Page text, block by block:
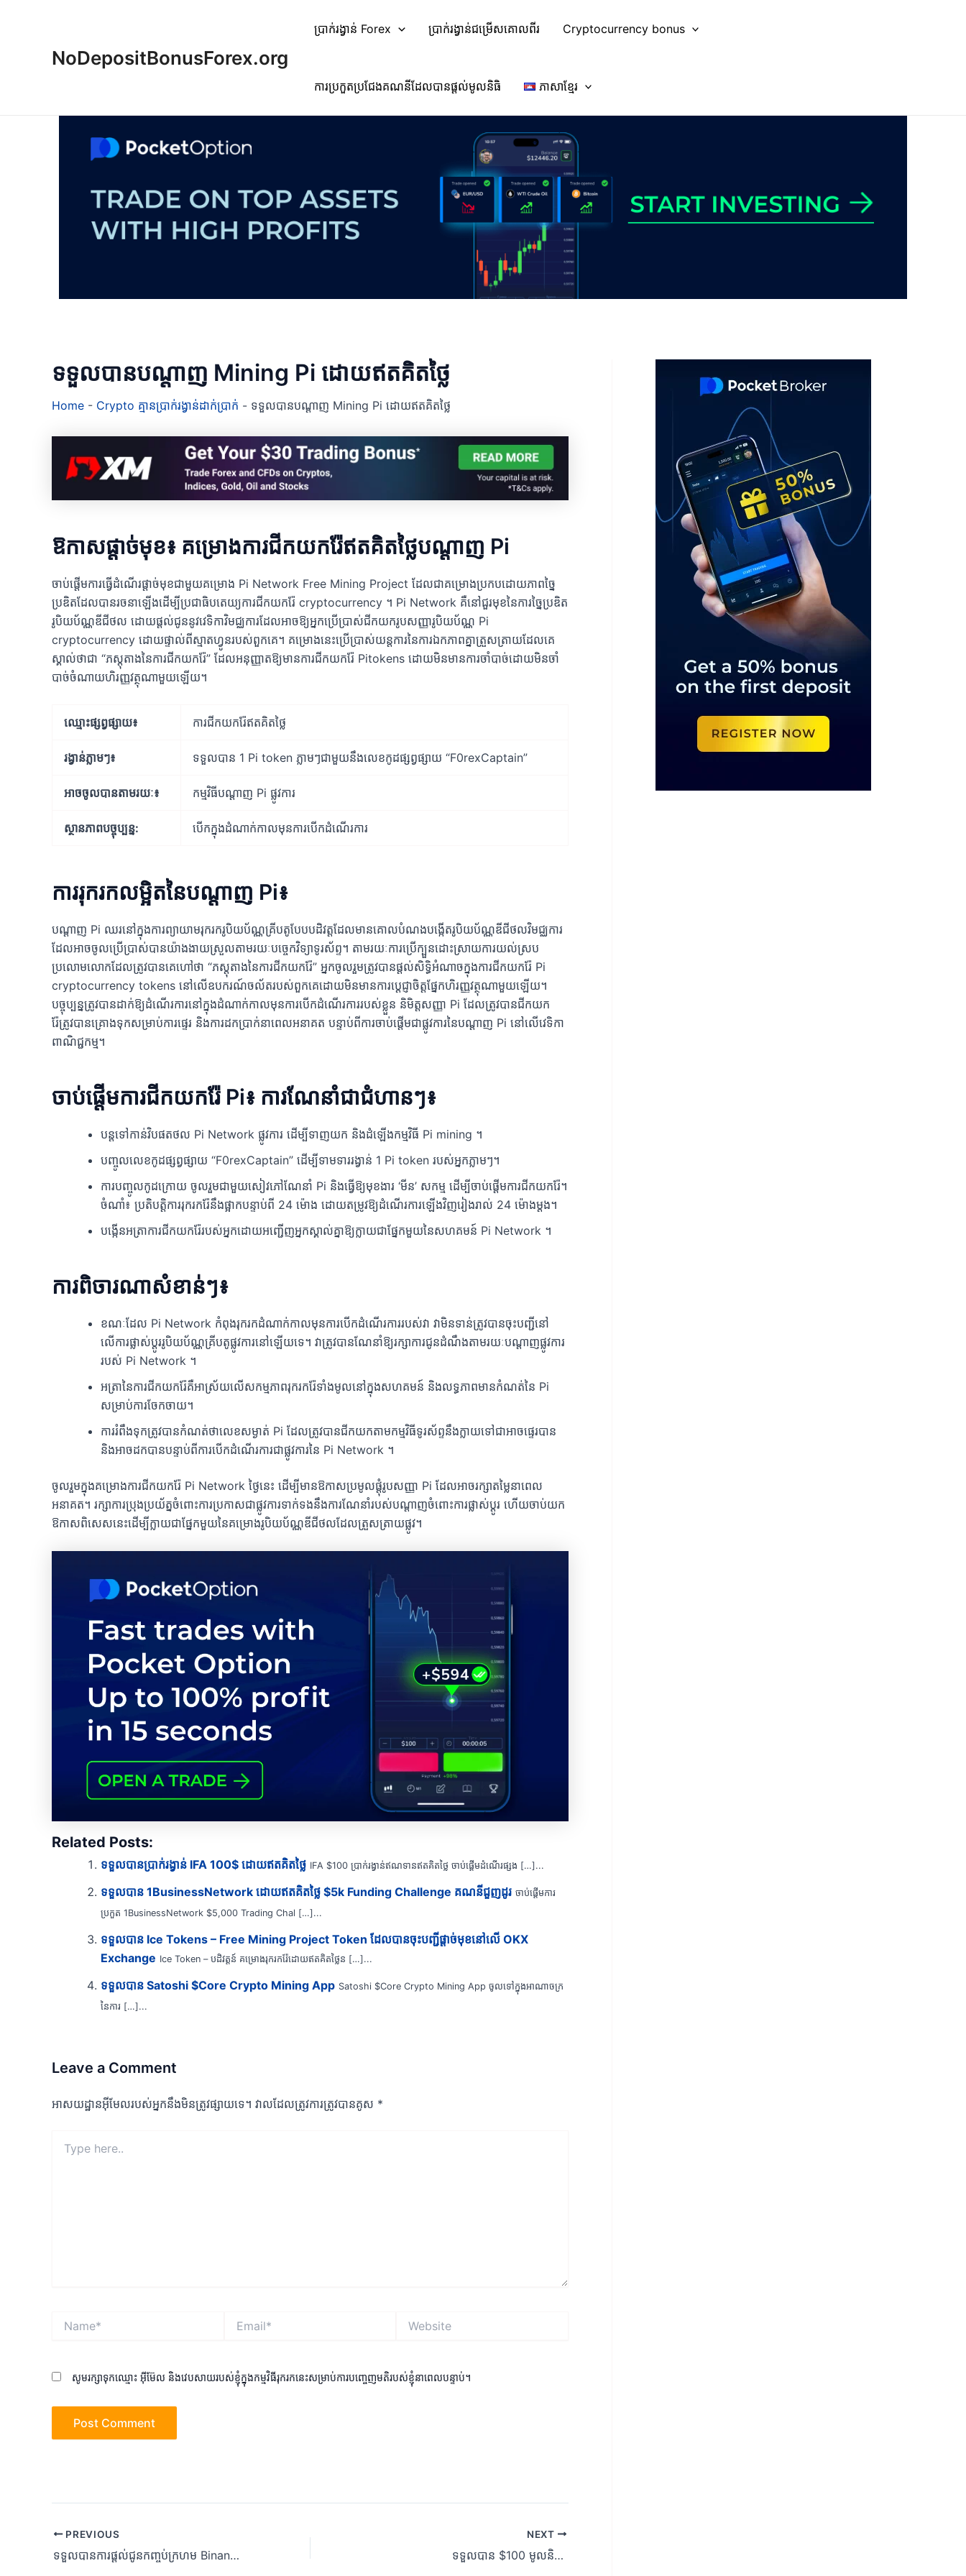
NoDepositBonusForex.org
ប្រាក់រង្វាន់ Forex ប្រាក់រង្វាន់ជម្រើសគោលពីរ Cryptocurrency bonus
ការប្រកួតប្រជែងគណនីដែលបានផ្តល់មូលនិធិ ភាសាខ្មែរ
ទទួលបានបណ្តាញ Mining Pi ដោយឥតគិតថ្លៃ
Home - Crypto គ្មានប្រាក់រង្វាន់ដាក់ប្រាក់ - ទទួលបានបណ្តាញ Mining Pi ដោយឥតគិតថ្លៃ
ឱកាសផ្តាច់មុខ៖ គម្រោងការជីកយករ៉ែឥតគិតថ្លៃបណ្តាញ Pi
ចាប់ផ្តើមការធ្វើដំណើរផ្តាច់មុខជាមួយគម្រោង Pi Network Free Mining Project ដែលជាគម្រោងប្រកបដោយភាពច្នៃ
ប្រឌិតដែលបានរចនាឡើងដើម្បីប្រជាធិបតេយ្យការជីកយករ៉ែ cryptocurrency ។ Pi Network គឺនៅជួរមុខនៃការច្នៃប្រឌិត
រូបិយប័ណ្ណឌីជីថល ដោយផ្តល់ជូននូវវេទិកាវិមជ្ឈការដែលអាចឱ្យអ្នកប្រើប្រាស់ជីកយករូបសញ្ញារូបិយប័ណ្ណ Pi
cryptocurrency ដោយផ្ទាល់ពីស្មាតហ្វូនរបស់ពួកគេ។ គម្រោងនេះប្រើប្រាស់យន្តការនៃការឯកភាពគ្នាត្រួសត្រាយដែលគេ
ស្គាល់ថាជា “ភស្តុតាងនៃការជីកយករ៉ែ” ដែលអនុញ្ញាតឱ្យមានការជីកយករ៉ែ Pitokens ដោយមិនមានការចាំបាច់ដោយមិនចាំ
បាច់ចំណាយហិរញ្ញវត្ថុណាមួយឡើយ។
ឈ្មោះផ្សព្វផ្សាយ៖ ការជីកយករ៉ែឥតគិតថ្លៃ
រង្វាន់ភ្លាមៗ៖ ទទួលបាន 1 Pi token ភ្លាមៗជាមួយនឹងលេខកូដផ្សព្វផ្សាយ “F0rexCaptain”
អាចចូលបានតាមរយៈ៖ កម្មវិធីបណ្តាញ Pi ផ្លូវការ
ស្ថានភាព​បច្ចុប្បន្ន: បើកក្នុងដំណាក់កាលមុនការបើកដំណើរការ
ការរុករកលម្អិតនៃបណ្តាញ Pi៖
បណ្តាញ Pi ឈរ​នៅ​ក្នុង​ការ​ព្យាយាម​រុករក​រូបិយប័ណ្ណ​គ្រីបតូ​បែប​បដិវត្ត​ដែល​មាន​គោល​បំណង​បង្កើត​រូបិយប័ណ្ណ​ឌីជីថល​វិមជ្ឈការ​
ដែល​អាច​ចូល​ប្រើប្រាស់​បាន​យ៉ាង​ងាយស្រួល​តាម​រយៈ​បច្ចេកវិទ្យា​ទូរស័ព្ទ។ តាមរយៈការប្រើក្បួនដោះស្រាយការយល់ស្រប
ប្រលោមលោកដែលត្រូវបានគេហៅថា “ភស្តុតាងនៃការជីកយករ៉ែ” អ្នកចូលរួមត្រូវបានផ្តល់សិទ្ធិអំណាចក្នុងការជីកយករ៉ែ Pi
cryptocurrency tokens នៅលើឧបករណ៍ចល័តរបស់ពួកគេដោយមិនមានការប្តេជ្ញាចិត្តផ្នែកហិរញ្ញវត្ថុណាមួយឡើយ។
បច្ចុប្បន្នត្រូវបានដាក់ឱ្យដំណើរការនៅក្នុងដំណាក់កាលមុនការបើកដំណើរការរបស់ខ្លួន និមិត្តសញ្ញា Pi ដែលត្រូវបានជីកយក
រ៉ែត្រូវបានគ្រោងទុកសម្រាប់ការផ្ទេរ និងការដកប្រាក់នាពេលអនាគត បន្ទាប់ពីការចាប់ផ្តើមជាផ្លូវការនៃបណ្តាញ Pi នៅលើវេទិកា
ពាណិជ្ជកម្ម។
ចាប់ផ្តើមការជីកយករ៉ែ Pi៖ ការណែនាំជាជំហានៗ៖
បន្តទៅកាន់វិបផតថល Pi Network ផ្លូវការ ដើម្បីទាញយក និងដំឡើងកម្មវិធី Pi mining ។
បញ្ចូលលេខកូដផ្សព្វផ្សាយ “F0rexCaptain” ដើម្បីទាមទាររង្វាន់ 1 Pi token របស់អ្នកភ្លាមៗ។
ការបញ្ចូលកូដក្រោយ ចូលរួមជាមួយសៀវភៅណែនាំ Pi និងធ្វើឱ្យមុខងារ ‘មីន’ សកម្ម ដើម្បីចាប់ផ្តើមការជីកយករ៉ែ។
ចំណាំ៖ ប្រតិបត្តិការរុករករ៉ែនឹងផ្អាកបន្ទាប់ពី 24 ម៉ោង ដោយតម្រូវឱ្យដំណើរការឡើងវិញរៀងរាល់ 24 ម៉ោងម្តង។
បង្កើនអត្រាការជីកយករ៉ែរបស់អ្នកដោយអញ្ជើញអ្នកស្គាល់គ្នាឱ្យក្លាយជាផ្នែកមួយនៃសហគមន៍ Pi Network ។
ការពិចារណាសំខាន់ៗ៖
ខណៈដែល Pi Network កំពុងរុករកដំណាក់កាលមុនការបើកដំណើរការរបស់វា វាមិនទាន់ត្រូវបានចុះបញ្ជីនៅ
លើការផ្លាស់ប្តូររូបិយប័ណ្ណគ្រីបតូផ្លូវការនៅឡើយទេ។ វាត្រូវបានណែនាំឱ្យរក្សាការជូនដំណឹងតាមរយៈបណ្តាញផ្លូវការ
របស់ Pi Network ។
អត្រានៃការជីកយករ៉ែគឺអាស្រ័យលើសកម្មភាពរុករករ៉ែទាំងមូលនៅក្នុងសហគមន៍ និងលទ្ធភាពមានកំណត់នៃ Pi
សម្រាប់ការចែកចាយ។
ការរំពឹងទុកត្រូវបានកំណត់ថាលេខសម្ងាត់ Pi ដែលត្រូវបានជីកយកតាមកម្មវិធីទូរស័ព្ទនឹងក្លាយទៅជាអាចផ្ទេរបាន
និងអាចដកបានបន្ទាប់ពីការបើកដំណើរការជាផ្លូវការនៃ Pi Network ។
ចូលរួមក្នុងគម្រោងការជីកយករ៉ែ Pi Network ថ្ងៃនេះ ដើម្បីមានឱកាសប្រមូលផ្ដុំរូបសញ្ញា Pi ដែលអាចរក្សាតម្លៃនាពេល
អនាគត។ រក្សាការប្រុងប្រយ័ត្នចំពោះការប្រកាសជាផ្លូវការទាក់ទងនឹងការណែនាំរបស់បណ្តាញចំពោះការផ្លាស់ប្តូរ ហើយចាប់យក
ឱកាសពិសេសនេះដើម្បីក្លាយជាផ្នែកមួយនៃគម្រោងរូបិយប័ណ្ណឌីជីថលដែលត្រួសត្រាយផ្លូវ។
Related Posts:
ទទួលបានប្រាក់រង្វាន់ IFA 100$ ដោយឥតគិតថ្លៃ IFA $100 ប្រាក់រង្វាន់ឥណទានឥតគិតថ្លៃ ចាប់ផ្តើមដំណើរផ្សង […]...
ទទួលបាន 1BusinessNetwork ដោយឥតគិតថ្លៃ $5k Funding Challenge គណនីជួញដូរ ចាប់ផ្តើមការ
ប្រកួត 1BusinessNetwork $5,000 Trading Chal […]...
ទទួលបាន Ice Tokens – Free Mining Project Token ដែលបានចុះបញ្ជីផ្តាច់មុខនៅលើ OKX
Exchange Ice Token – បដិវត្តន៍ គម្រោងរុករករ៉ែដោយឥតគិតថ្លៃន […]...
ទទួលបាន Satoshi $Core Crypto Mining App Satoshi $Core Crypto Mining App ចូលទៅក្នុងអាណាចក្រ
នៃការ […]...
Leave a Comment
អាសយដ្ឋាន​អ៊ីមែល​របស់​អ្នក​នឹង​មិន​ត្រូវ​ផ្សាយ​ទេ។ វាល​ដែល​ត្រូវ​ការ​ត្រូវ​បាន​គូស *
here..
សូមរក្សាទុកឈ្មោះ អ៊ីម៊ែល និងវេបសាយរបស់ខ្ញុំក្នុងកម្មវិធីរុករកនេះសម្រាប់ការបញ្ចេញមតិរបស់ខ្ញុំនាពេលបន្ទាប់។
Post
navigation
PREVIOUS
ទទួលបានការផ្តល់ជូនកញ្ចប់ក្រហម Binance Crypto
NEXT
ទទួលបាន $100 មូលនិធិសាកល្បង | Sandai Exchange